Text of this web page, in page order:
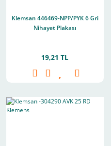
Klemsan 446469-NPP/PYK 6 Gri
Nihayet Plakası
19,21 TL